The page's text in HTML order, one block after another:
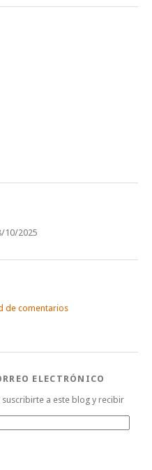
10/2025
de comentarios
ELECTRÓNICO
a este blog y recibir